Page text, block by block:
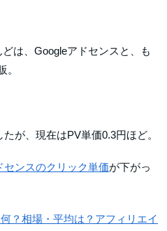
は、Googleアドセンスと、も
。
が、現在はPV単価0.3円ほど。
センスのクリック単価が下がっ
？相場・平均は？アフィリエイ